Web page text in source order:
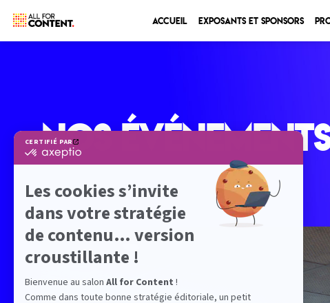
Accueil Exposants et sponsors
Nosé